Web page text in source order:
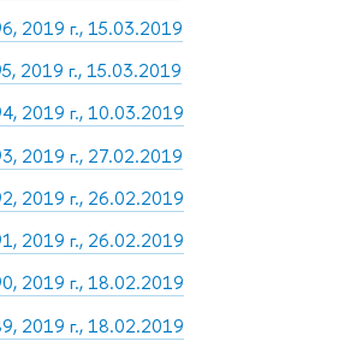
2019 г., 15.03.2019
2019 г., 15.03.2019
2019 г., 10.03.2019
2019 г., 27.02.2019
2019 г., 26.02.2019
2019 г., 26.02.2019
2019 г., 18.02.2019
2019 г., 18.02.2019